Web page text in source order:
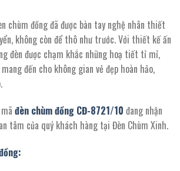
chùm đồng đã được bàn tay nghệ nhân thiết
không còn để thô như trước. Với thiết kế ấn
đèn được chạm khắc những hoạ tiết tỉ mỉ,
đến cho không gian vẻ đẹp hoàn hảo,
đèn chùm đồng CĐ-8721/10 đang nhận
tâm của quý khách hàng tại Đèn Chùm Xinh.